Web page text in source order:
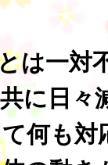
は一
に日々
何も対